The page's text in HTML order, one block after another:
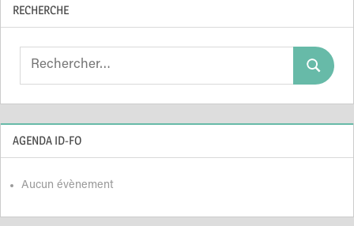
RECHERCHE
Search
Search
AGENDA ID-FO
Aucun évènement